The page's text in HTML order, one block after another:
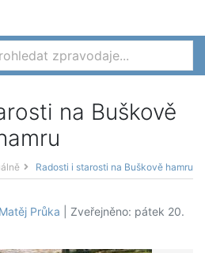
na Buškově
Radosti i starosti na Buškově hamru
Průka | Zveřejněno: pátek 20.